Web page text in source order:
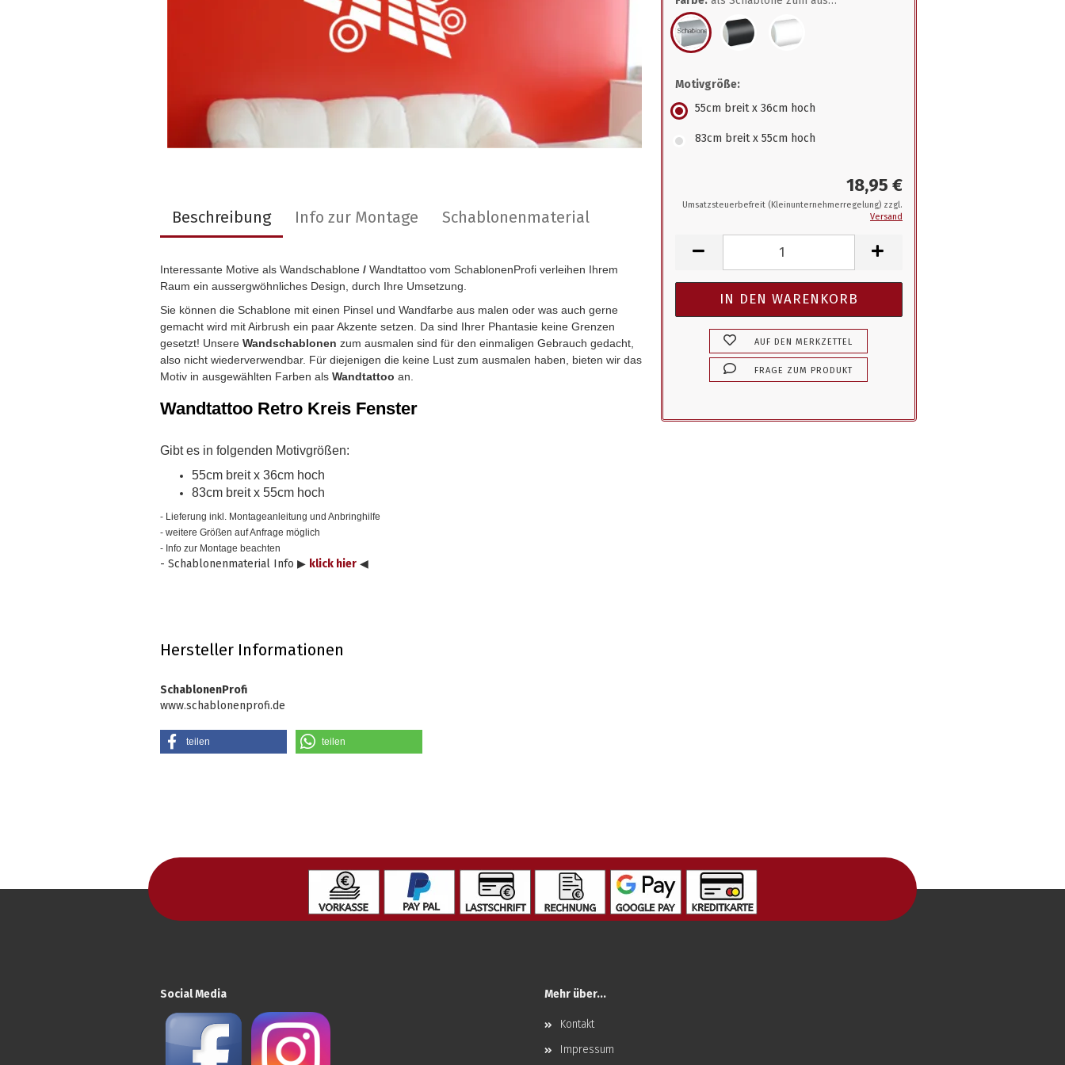
Motivgröße:
55cm breit x 36cm hoch
83cm breit x 55cm hoch
18,95 €
Umsatzsteuerbefreit (Kleinunternehmerregelung) zzgl.
Versand
AUF DEN MERKZETTEL
FRAGE ZUM PRODUKT
Beschreibung Info zur Montage Schablonenmaterial
Interessante Motive als Wandschablone / Wandtattoo vom SchablonenProfi verleihen Ihrem
Raum ein aussergwöhnliches Design, durch Ihre Umsetzung.
Sie können die Schablone mit einen Pinsel und Wandfarbe aus malen oder was auch gerne
gemacht wird mit Airbrush ein paar Akzente setzen. Da sind Ihrer Phantasie keine Grenzen
gesetzt! Unsere Wandschablonen zum ausmalen sind für den einmaligen Gebrauch gedacht,
also nicht wiederverwendbar. Für diejenigen die keine Lust zum ausmalen haben, bieten wir das
Motiv in ausgewählten Farben als Wandtattoo an.
Wandtattoo Retro Kreis Fenster
Gibt es in folgenden Motivgrößen:
55cm breit x 36cm hoch
83cm breit x 55cm hoch
- Lieferung inkl. Montageanleitung und Anbringhilfe
- weitere Größen auf Anfrage möglich
- Info zur Montage beachten
- Schablonenmaterial Info ▶ klick hier ◀
Hersteller Informationen
SchablonenProfi
www.schablonenprofi.de
teilen teilen
Social Media Mehr über...
Kontakt
Impressum